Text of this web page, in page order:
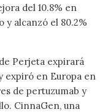
del 10.8% en
y alcanzó el 80.2%
Perjeta expirará
expiró en Europa en
de pertuzumab y
CinnaGen, una